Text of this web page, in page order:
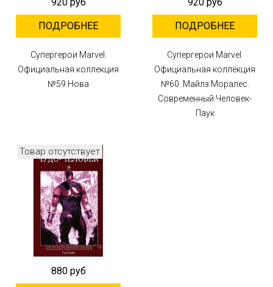
ПОДРОБНЕЕ
Супергерои Marvel.
Официальная коллекция
№59 Нова
ПОДРОБНЕЕ
Супергерои Marvel.
Официальная коллекция
№60. Майлз Моралес.
Современный Человек-
Паук
Товар отсутствует
880 руб